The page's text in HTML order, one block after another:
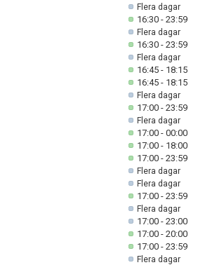
Flera dagar
16:30 - 23:59
Flera dagar
16:30 - 23:59
Flera dagar
16:45 - 18:15
16:45 - 18:15
Flera dagar
17:00 - 23:59
Flera dagar
17:00 - 00:00
17:00 - 18:00
17:00 - 23:59
Flera dagar
Flera dagar
17:00 - 23:59
Flera dagar
17:00 - 23:00
17:00 - 20:00
17:00 - 23:59
Flera dagar